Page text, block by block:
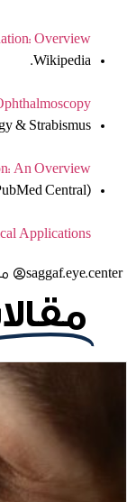
Overview
Wikipedia.
& Strabismus.
An Overview
Central).
Applications
saggaf.eye.center